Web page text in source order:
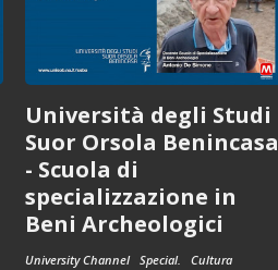
Università degli Studi
Suor Orsola Benincasa
- Scuola di
specializzazione in
Beni Archeologici
University Channel Special. Cultura